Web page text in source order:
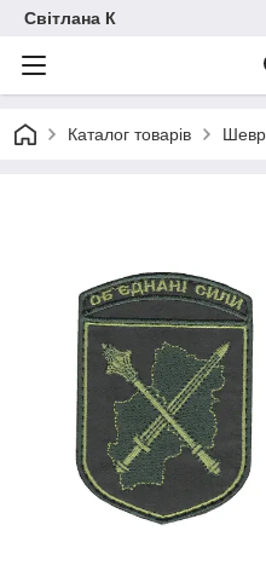
Світлана К
Каталог товарів